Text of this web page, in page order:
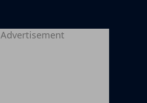
Advertisement